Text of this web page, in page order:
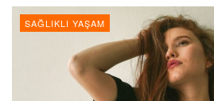
SAĞLIKLI YAŞAM